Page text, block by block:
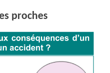
proches